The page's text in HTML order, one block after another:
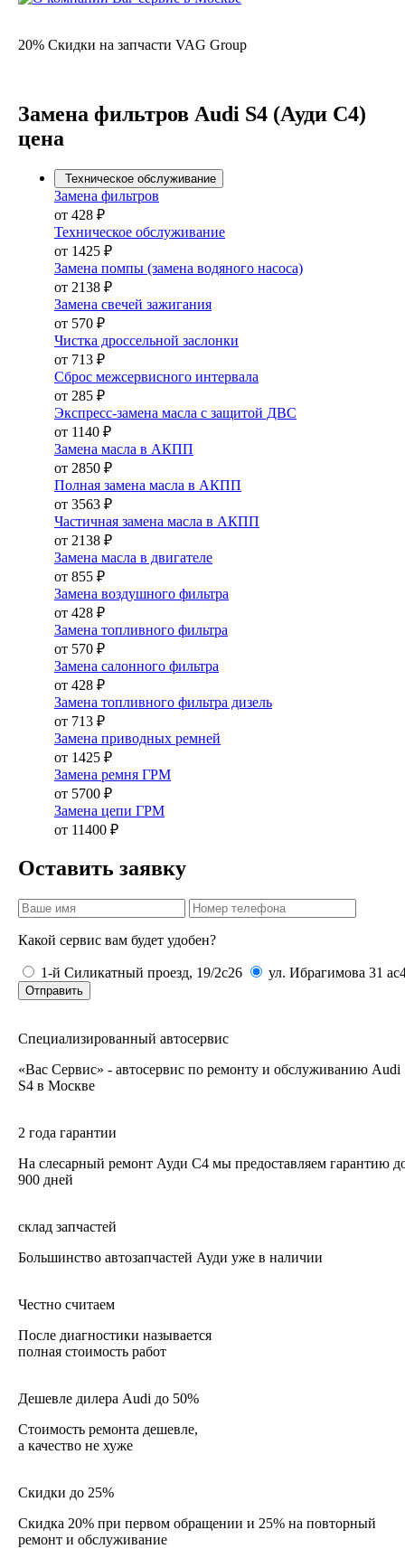
20% Скидки на запчасти VAG Group
Замена фильтров Audi S4 (Ауди С4)
цена
Техническое обслуживание
Замена фильтров
от 428 ₽
Техническое обслуживание
от 1425 ₽
Замена помпы (замена водяного насоса)
от 2138 ₽
Замена свечей зажигания
от 570 ₽
Чистка дроссельной заслонки
от 713 ₽
Сброс межсервисного интервала
от 285 ₽
Экспресс-замена масла с защитой ДВС
от 1140 ₽
Замена масла в АКПП
от 2850 ₽
Полная замена масла в АКПП
от 3563 ₽
Частичная замена масла в АКПП
от 2138 ₽
Замена масла в двигателе
от 855 ₽
Замена воздушного фильтра
от 428 ₽
Замена топливного фильтра
от 570 ₽
Замена салонного фильтра
от 428 ₽
Замена топливного фильтра дизель
от 713 ₽
Замена приводных ремней
от 1425 ₽
Замена ремня ГРМ
от 5700 ₽
Замена цепи ГРМ
от 11400 ₽
Оставить заявку
Какой сервис вам будет удобен?
1-й Силикатный проезд, 19/2с26 ул. Ибрагимова 31
Отправить
Специализированный автосервис
«Вас Сервис» - автосервис по ремонту и обслуживанию Audi
S4 в Москве
2 года гарантии
На слесарный ремонт Ауди С4 мы предоставляем гарантию
900 дней
склад запчастей
Большинство автозапчастей Ауди уже в наличии
Честно считаем
После диагностики называется
полная стоимость работ
Дешевле дилера Audi до 50%
Стоимость ремонта дешевле,
а качество не хуже
Скидки до 25%
Скидка 20% при первом обращении и 25% на повторный
ремонт и обслуживание